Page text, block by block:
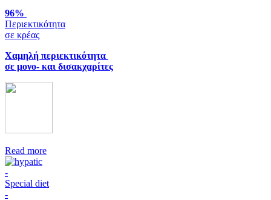
96%
Περιεκτικότητα
σε κρέας
Χαμηλή περιεκτικότητα
σε μονο- και δισακχαρίτες
Read more
-
Special diet
-